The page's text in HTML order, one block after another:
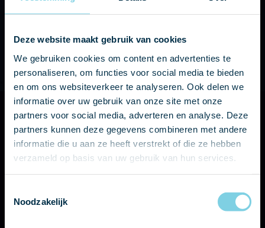
Deze website maakt gebruik van cookies
We gebruiken cookies om content en advertenties te
personaliseren, om functies voor social media te bieden
en om ons websiteverkeer te analyseren. Ook delen we
informatie over uw gebruik van onze site met onze
partners voor social media, adverteren en analyse. Deze
partners kunnen deze gegevens combineren met andere
informatie die u aan ze heeft verstrekt of die ze hebben
verzameld op basis van uw gebruik van hun services.
Noodzakelijk
Vandaag zijn wij gesloten
info@castpmr.nl
Dagelijks bereikbaar via e-mail
Naam *
Telefoonnummer
mailadres *